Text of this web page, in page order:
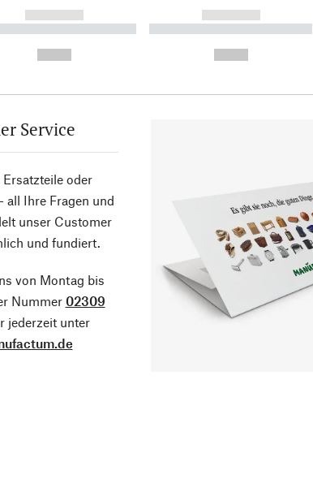
------------
----------- ----------
------------
----------- ----------- ----------
Service
Ersatzteile oder
all Ihre Fragen und
unser Customer
und fundiert.
von Montag bis
Nummer 02309
jederzeit unter